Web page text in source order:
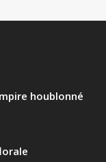
houblonné